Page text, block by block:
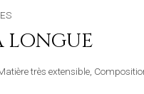
LONGUE
très extensible,